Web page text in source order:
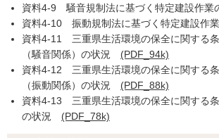
資料4-9 騒音規制法に基づく特定建設作
資料4-10 振動規制法に基づく特定建設作
資料4-11 三重県生活環境の保全に関する
（騒音関係）の状況 (PDF_94k)
資料4-12 三重県生活環境の保全に関する
（振動関係）の状況 (PDF_88k)
資料4-13 三重県生活環境の保全に関する
の状況 (PDF_78k)